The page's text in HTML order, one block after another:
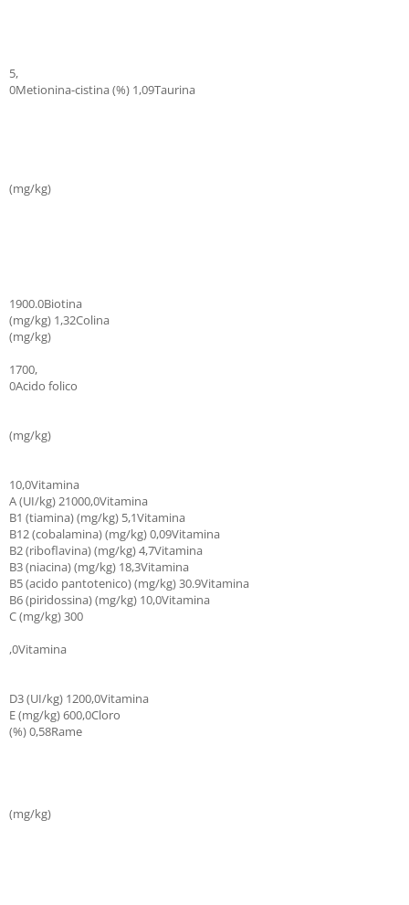
5,
0Metionina-cistina (%) 1,09Taurina
(mg/kg)
1900.0Biotina
(mg/kg) 1,32Colina
(mg/kg)
1700,
0Acido folico
(mg/kg)
10,0Vitamina
A (UI/kg) 21000,0Vitamina
B1 (tiamina) (mg/kg) 5,1Vitamina
B12 (cobalamina) (mg/kg) 0,09Vitamina
B2 (riboflavina) (mg/kg) 4,7Vitamina
B3 (niacina) (mg/kg) 18,3Vitamina
B5 (acido pantotenico) (mg/kg) 30.9Vitamina
B6 (piridossina) (mg/kg) 10,0Vitamina
C (mg/kg) 300
,0Vitamina
D3 (UI/kg) 1200,0Vitamina
E (mg/kg) 600,0Cloro
(%) 0,58Rame
(mg/kg)